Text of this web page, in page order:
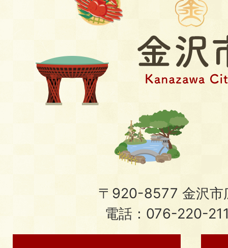
〒920-8577 金沢市
電話：076-220-